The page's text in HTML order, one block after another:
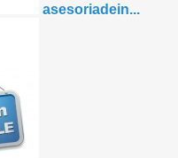
asesoriadein...